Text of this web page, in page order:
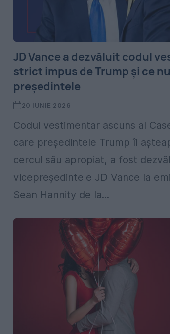
JD Vance a dezvăluit codul
strict impus de Trump și ce
președintele
20 IUNIE 2026
Codul vestimentar ascuns al
care președintele Trump îl
cercul său apropiat, a fost
vicepreședintele JD Vance la
Sean Hannity de la...